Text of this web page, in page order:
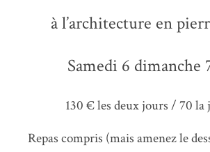
à l’architecture en
Samedi 6 dimanche
130 € les deux jours / 70 la
Repas compris (mais amenez le